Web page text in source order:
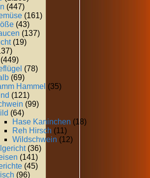
(447)
(161)
(43)
(137)
(19)
(449)
(78)
(69)
Hammel (35)
(121)
(99)
(64)
Hase Kaninchen (18)
Reh Hirsch (11)
Wildschwein (12)
(36)
(141)
(45)
(96)